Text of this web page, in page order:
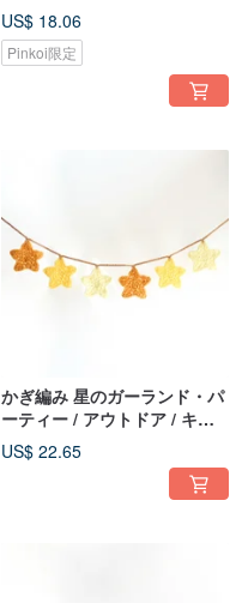
US$ 18.06
Pinkoi限定
かぎ編み 星のガーランド・パ
ーティー / アウトドア / キャ
ンプ / ピクニック / 誕生日 / イ
ンテリア
US$ 22.65